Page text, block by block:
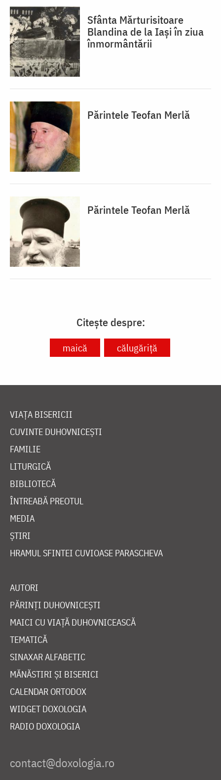
Sfânta Mărturisitoare
Blandina de la Iași în ziua
înmormântării
Părintele Teofan Merlă
Părintele Teofan Merlă
Citește despre:
maică călugăriță
VIAȚA BISERICII
CUVINTE DUHOVNICEȘTI
FAMILIE
LITURGICĂ
BIBLIOTECĂ
ÎNTREABĂ PREOTUL
MEDIA
ȘTIRI
HRAMUL SFINTEI CUVIOASE PARASCHEVA
AUTORI
PĂRINȚI DUHOVNICEȘTI
MAICI CU VIAȚĂ DUHOVNICEASCĂ
TEMATICĂ
SINAXAR ALFABETIC
MĂNĂSTIRI ȘI BISERICI
CALENDAR ORTODOX
WIDGET DOXOLOGIA
RADIO DOXOLOGIA